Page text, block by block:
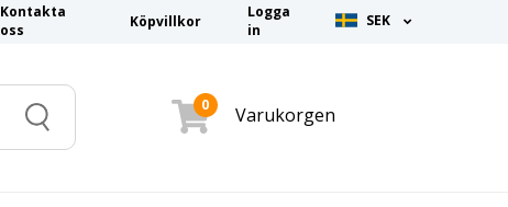
Kontakta
oss
Köpvillkor
Logga
in
SEK
Search
0 Varukorgen